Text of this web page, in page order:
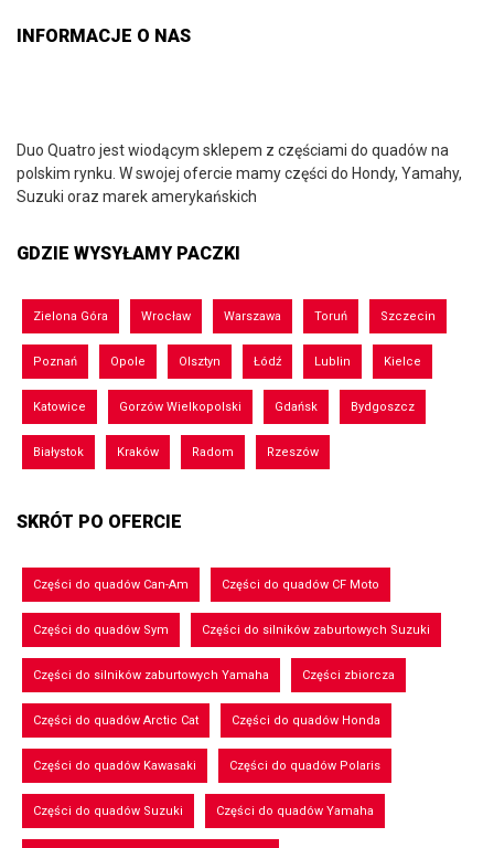
INFORMACJE O NAS
Duo Quatro jest wiodącym sklepem z częściami do quadów na
polskim rynku. W swojej ofercie mamy części do Hondy, Yamahy,
Suzuki oraz marek amerykańskich
GDZIE WYSYŁAMY PACZKI
Zielona Góra Wrocław Warszawa Toruń Szczecin
Poznań Opole Olsztyn Łódź Lublin Kielce
Katowice Gorzów Wielkopolski Gdańsk Bydgoszcz
Białystok Kraków Radom Rzeszów
SKRÓT PO OFERCIE
Części do quadów Can-Am Części do quadów CF Moto
Części do quadów Sym Części do silników zaburtowych Suzuki
Części do silników zaburtowych Yamaha Części zbiorcza
Części do quadów Arctic Cat Części do quadów Honda
Części do quadów Kawasaki Części do quadów Polaris
Części do quadów Suzuki Części do quadów Yamaha